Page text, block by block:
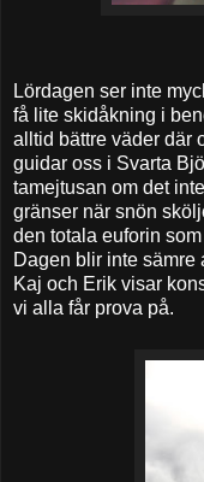
Lördagen ser inte
få lite skidåkning i
alltid bättre väder där
guidar oss i Svarta
tamejtusan om det
gränser när snön
den totala euforin
Dagen blir inte sämre
Kaj och Erik visar
vi alla får prova på.